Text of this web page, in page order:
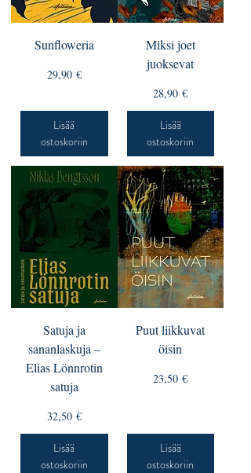
Sunfloweria
Hinta
29,90 €
Lisää
ostoskoriin
Miksi joet
juoksevat
Hinta
28,90 €
Lisää
ostoskoriin
Satuja ja
sananlaskuja –
Elias Lönnrotin
satuja
Hinta
32,50 €
Lisää
ostoskoriin
Puut liikkuvat
öisin
Hinta
23,50 €
Lisää
ostoskoriin